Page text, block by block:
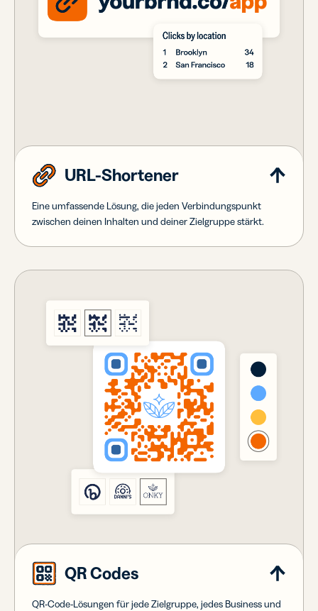
URL-Shortener
Eine umfassende Lösung, die jeden Verbindungspunkt
zwischen deinen Inhalten und deiner Zielgruppe stärkt.
QR Codes
QR-Code-Lösungen für jede Zielgruppe, jedes Business und